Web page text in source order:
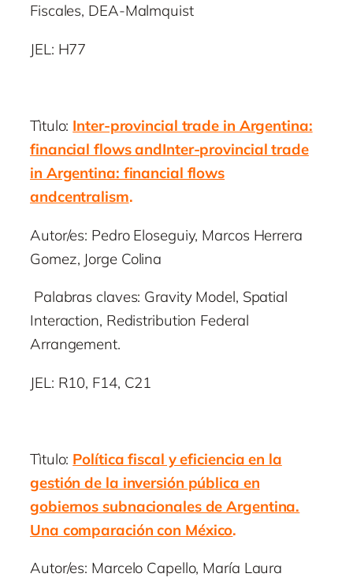
Fiscales, DEA-Malmquist
JEL: H77
Tìtulo: Inter-provincial trade in Argentina:
financial flows andInter-provincial trade
in Argentina: financial flows
andcentralism.
Autor/es: Pedro Eloseguiy, Marcos Herrera
Gomez, Jorge Colina
Palabras claves: Gravity Model, Spatial
Interaction, Redistribution Federal
Arrangement.
JEL: R10, F14, C21
Tìtulo: Política fiscal y eficiencia en la
gestión de la inversión pública en
gobiernos subnacionales de Argentina.
Una comparación con México.
Autor/es: Marcelo Capello, María Laura